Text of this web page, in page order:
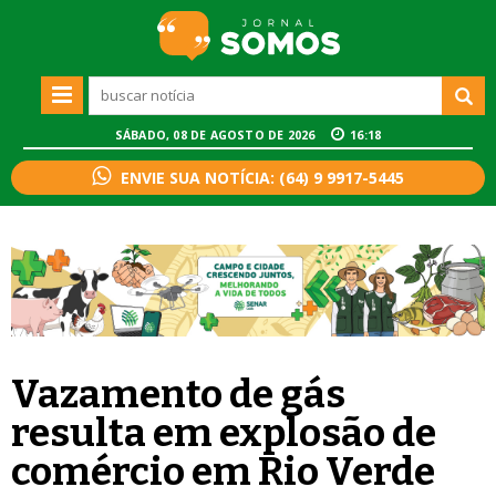
SÁBADO, 08 DE AGOSTO DE 2026 16:18
ENVIE SUA NOTÍCIA: (64) 9 9917-5445
Vazamento de gás
resulta em explosão de
comércio em Rio Verde